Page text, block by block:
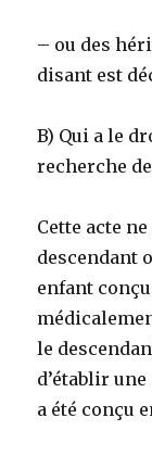
– ou des
disant est
B) Qui a le
recherche
Cette acte
descendant
enfant
le
d’établir
a été conçu